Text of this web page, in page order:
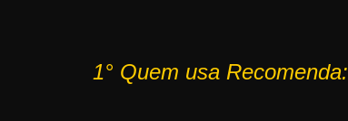
1° Quem usa Recomenda: